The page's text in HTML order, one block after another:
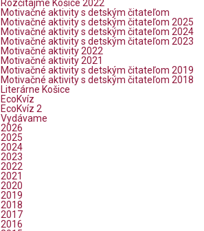
Rozčítajme Košice 2022
Motivačné aktivity s detským čitateľom
Motivačné aktivity s detským čitateľom 2025
Motivačné aktivity s detským čitateľom 2024
Motivačné aktivity s detským čitateľom 2023
Motivačné aktivity 2022
Motivačné aktivity 2021
Motivačné aktivity s detským čitateľom 2019
Motivačné aktivity s detským čitateľom 2018
Literárne Košice
EcoKvíz
EcoKvíz 2
Vydávame
2026
2025
2024
2023
2022
2021
2020
2019
2018
2017
2016